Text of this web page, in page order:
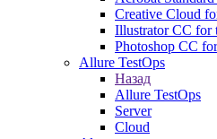
Creative Cloud
Illustrator CC for
Photoshop CC
Allure TestOps
Назад
Allure TestOps
Server
Cloud